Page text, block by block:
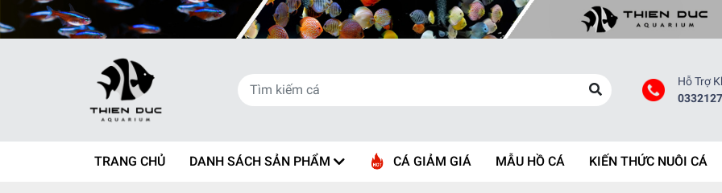
Hỗ Trợ
TRANG CHỦ DANH SÁCH SẢN PHẨM CÁ GIẢM GIÁ MẪU HỒ CÁ KIẾN THỨC NUÔI CÁ